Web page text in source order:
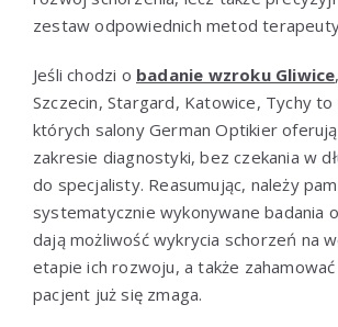
zestaw odpowiednich metod
Jeśli chodzi o badanie wzroku Gliwice
Szczecin, Stargard, Katowice, Tychy
których salony German Optikier
zakresie diagnostyki, bez czekania w
do specjalisty. Reasumując, należy
systematycznie wykonywane badania
dają możliwość wykrycia schorzeń na
etapie ich rozwoju, a także
pacjent już się zmaga.